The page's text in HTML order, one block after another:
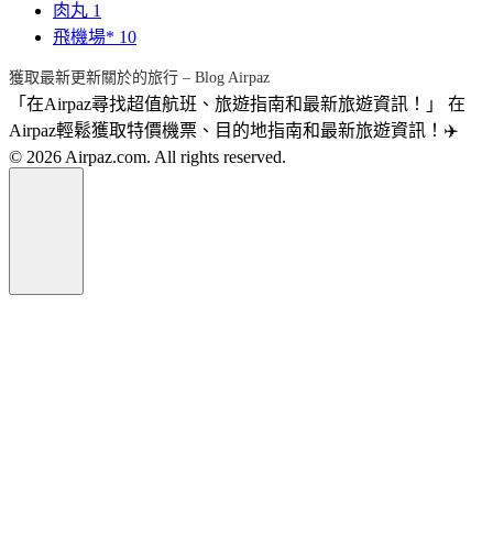
肉丸 1
飛機場* 10
獲取最新更新關於的旅行 – Blog Airpaz
「在Airpaz尋找超值航班、旅遊指南和最新旅遊資訊！」 在
Airpaz輕鬆獲取特價機票、目的地指南和最新旅遊資訊！✈️
© 2026 Airpaz.com. All rights reserved.